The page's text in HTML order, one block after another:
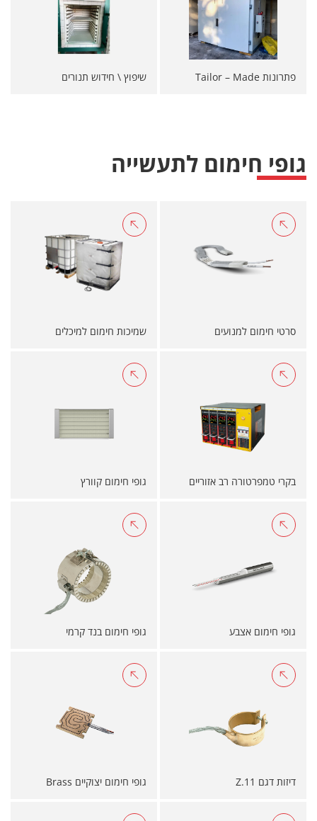
פתרונות Tailor – Made שיפוץ \ חידוש תנורים
גופי חימום לתעשייה
סרטי חימום למנועים שמיכות חימום למיכלים
בקרי טמפרטורה רב אזוריים גופי חימום קוורץ
גופי חימום אצבע גופי חימום בנד קרמי
דיזות דגם Z.11 גופי חימום יצוקיים Brass